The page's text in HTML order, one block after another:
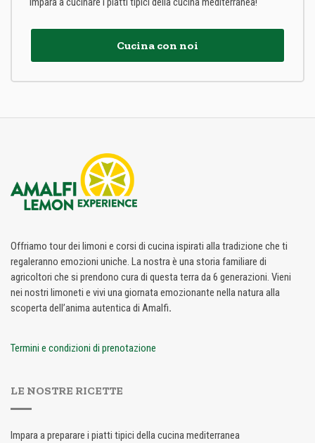
Cucina con noi
Offriamo tour dei limoni e corsi di cucina ispirati alla tradizione che ti
regaleranno emozioni uniche. La nostra è una storia familiare di
agricoltori che si prendono cura di questa terra da 6 generazioni. Vieni
nei nostri limoneti e vivi una giornata emozionante nella natura alla
scoperta dell’anima autentica di Amalfi.
Termini e condizioni di prenotazione
LE NOSTRE RICETTE
Impara a preparare i piatti tipici della cucina mediterranea